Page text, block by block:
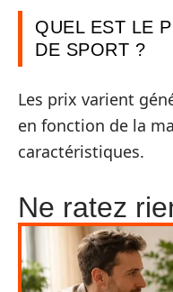
QUEL EST LE
DE SPORT ?
Les prix varient
en fonction de la
caractéristiques.
Ne ratez